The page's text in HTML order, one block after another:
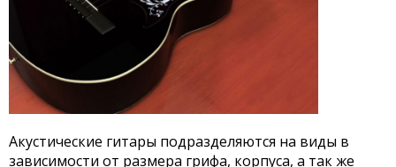
Акустические гитары подразделяются на виды в
зависимости от размера грифа, корпуса, а так же